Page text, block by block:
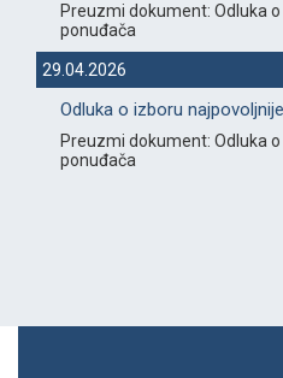
Preuzmi dokument: Odluka
ponuđača
29.04.2026
Odluka o izboru
Preuzmi dokument: Odluka
ponuđača